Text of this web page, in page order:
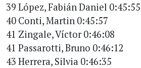
39 López, Fabián Daniel 0:45:55
40 Conti, Martin 0:45:57
41 Zingale, Víctor 0:46:08
41 Passarotti, Bruno 0:46:12
43 Herrera, Silvia 0:46:35